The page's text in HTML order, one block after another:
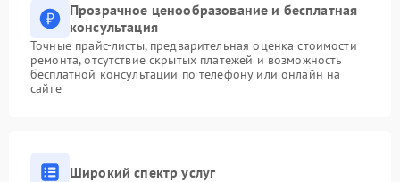
Прозрачное ценообразование и бесплатная
консультация
Точные прайс-листы, предварительная оценка стоимости
ремонта, отсутствие скрытых платежей и возможность
бесплатной консультации по телефону или онлайн на
сайте
Широкий спектр услуг